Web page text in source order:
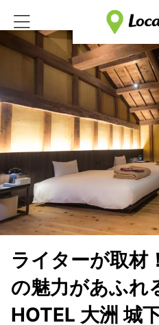
ライターが取材
の魅力があふれ
HOTEL 大洲 城下